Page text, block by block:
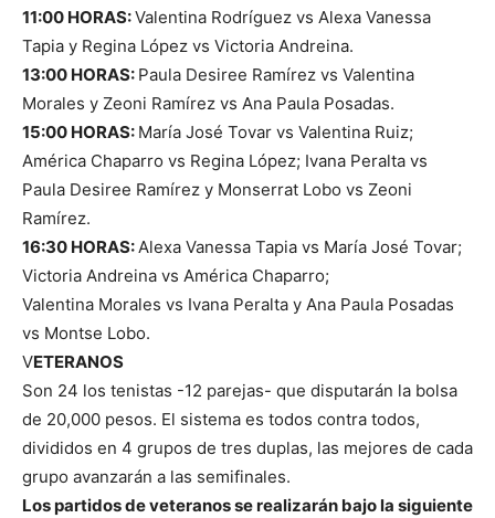
11:00 HORAS:Valentina Rodríguez vs Alexa Vanessa
Tapia y Regina López vs Victoria Andreina.
13:00 HORAS: Paula Desiree Ramírez vs Valentina
Morales y Zeoni Ramírez vs Ana Paula Posadas.
15:00 HORAS: María José Tovar vs Valentina Ruiz;
América Chaparro vs Regina López; Ivana Peralta vs
Paula Desiree Ramírez y Monserrat Lobo vs Zeoni
Ramírez.
16:30 HORAS: Alexa Vanessa Tapia vs María José Tovar;
Victoria Andreina vs América Chaparro;
Valentina Morales vs Ivana Peralta y Ana Paula Posadas
vs Montse Lobo.
VETERANOS
Son 24 los tenistas -12 parejas- que disputarán la bolsa
de 20,000 pesos. El sistema es todos contra todos,
divididos en 4 grupos de tres duplas, las mejores de cada
grupo avanzarán a las semifinales.
Los partidos de veteranos se realizarán bajo la siguiente